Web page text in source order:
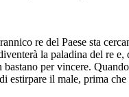
re del Paese sta
la paladina del re
per vincere.
estirpare il male, prima